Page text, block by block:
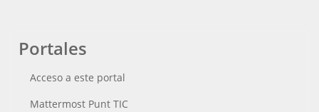
Portales
Acceso a este portal
Mattermost Punt TIC